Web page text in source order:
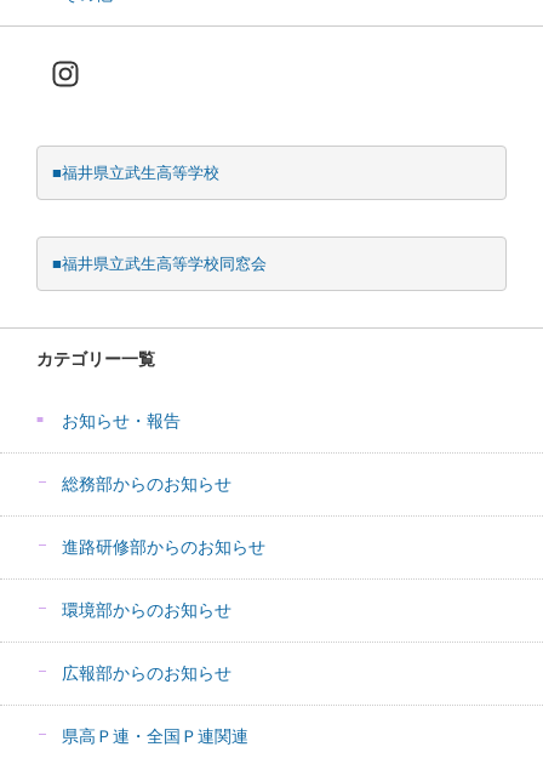
Instagram
■福井県立武生高等学校
■福井県立武生高等学校同窓会
カテゴリー一覧
お知らせ・報告
総務部からのお知らせ
進路研修部からのお知らせ
環境部からのお知らせ
広報部からのお知らせ
県高Ｐ連・全国Ｐ連関連